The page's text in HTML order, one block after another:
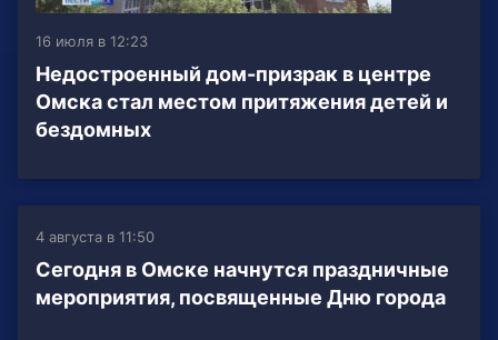
16 июля в 12:23
Недостроенный дом-призрак в центре
Омска стал местом притяжения детей и
бездомных
4 августа в 11:50
Сегодня в Омске начнутся праздничные
мероприятия, посвященные Дню города